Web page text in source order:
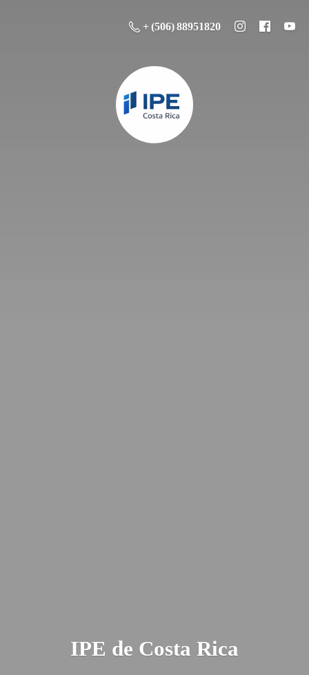
+ (506) 88951820
IPE de Costa Rica